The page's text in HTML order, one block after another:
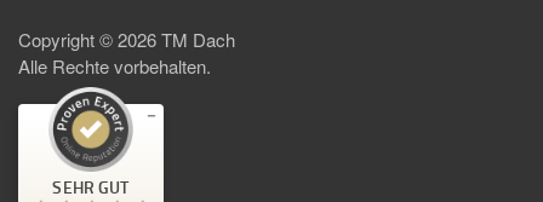
Copyright ©2026TM Dach
Alle Rechte vorbehalten.
SEHR GUT
Kundenbewertungen und Erfahrungen zu